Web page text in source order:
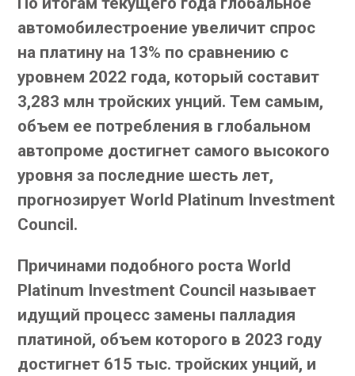
автомобилестроение увеличит спрос
на платину на 13% по сравнению с
уровнем 2022 года, который составит
3,283 млн тройских унций. Тем самым,
объем ее потребления в глобальном
автопроме достигнет самого высокого
уровня за последние шесть лет,
прогнозирует World Platinum Investment
Council.
Причинами подобного роста World
Platinum Investment Council называет
идущий процесс замены палладия
платиной, объем которого в 2023 году
достигнет 615 тыс. тройских унций, и